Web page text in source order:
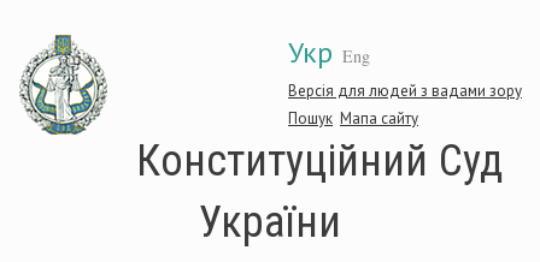
основного
матеріалу
Укр Eng
Версія для людей з вадами зору
Пошук Мапа сайту
Конституційний Суд
України